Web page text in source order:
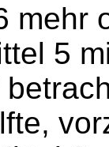
mehr
5